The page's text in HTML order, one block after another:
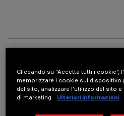
Cliccando su “Accetta tutti i cookie”,
memorizzare i cookie sul dispositivo
del sito, analizzare l'utilizzo del sito
di marketing.
Ulteriori informazioni